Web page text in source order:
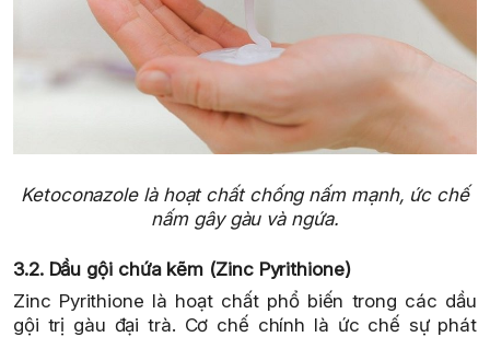
Ketoconazole là hoạt chất chống nấm mạnh, ức chế
nấm gây gàu và ngứa.
3.2. Dầu gội chứa kẽm (Zinc Pyrithione)
Zinc Pyrithione là hoạt chất phổ biến trong các dầu
gội trị gàu đại trà. Cơ chế chính là ức chế sự phát